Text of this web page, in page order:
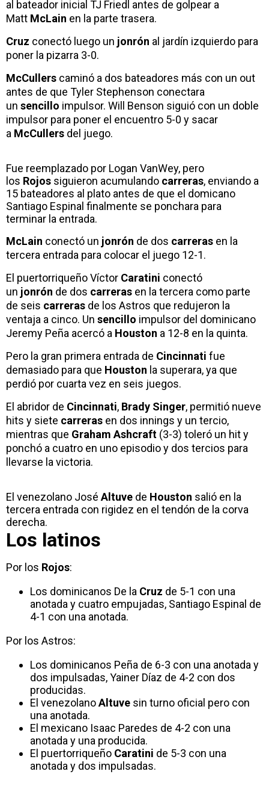
al bateador inicial TJ Friedl antes de golpear a
Matt McLain en la parte trasera.
Cruz conectó luego un jonrón al jardín izquierdo para
poner la pizarra 3-0.
McCullers caminó a dos bateadores más con un out
antes de que Tyler Stephenson conectara
un sencillo impulsor. Will Benson siguió con un doble
impulsor para poner el encuentro 5-0 y sacar
a McCullers del juego.
Fue reemplazado por Logan VanWey, pero
los Rojos siguieron acumulando carreras, enviando a
15 bateadores al plato antes de que el domicano
Santiago Espinal finalmente se ponchara para
terminar la entrada.
McLain conectó un jonrón de dos carreras en la
tercera entrada para colocar el juego 12-1.
El puertorriqueño Víctor Caratini conectó
un jonrón de dos carreras en la tercera como parte
de seis carreras de los Astros que redujeron la
ventaja a cinco. Un sencillo impulsor del dominicano
Jeremy Peña acercó a Houston a 12-8 en la quinta.
Pero la gran primera entrada de Cincinnati fue
demasiado para que Houston la superara, ya que
perdió por cuarta vez en seis juegos.
El abridor de Cincinnati, Brady Singer, permitió nueve
hits y siete carreras en dos innings y un tercio,
mientras que Graham Ashcraft (3-3) toleró un hit y
ponchó a cuatro en uno episodio y dos tercios para
llevarse la victoria.
El venezolano José Altuve de Houston salió en la
tercera entrada con rigidez en el tendón de la corva
derecha.
Los latinos
Por los Rojos:
Los dominicanos De la Cruz de 5-1 con una
anotada y cuatro empujadas, Santiago Espinal de
4-1 con una anotada.
Por los Astros:
Los dominicanos Peña de 6-3 con una anotada y
dos impulsadas, Yainer Díaz de 4-2 con dos
producidas.
El venezolanoAltuve sin turno oficial pero con
una anotada.
El mexicano Isaac Paredes de 4-2 con una
anotada y una producida.
El puertorriqueño Caratini de 5-3 con una
anotada y dos impulsadas.